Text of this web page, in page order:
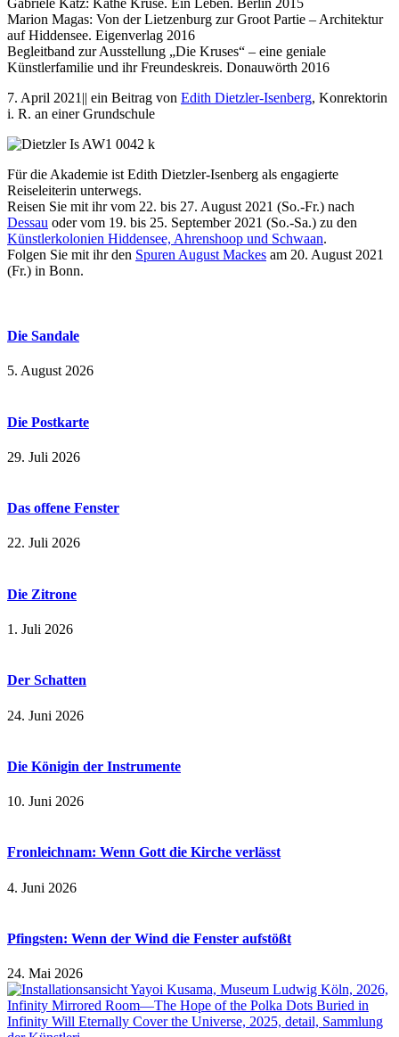
Marion Magas: Von der Lietzenburg zur Groot Partie – Architektur
auf Hiddensee. Eigenverlag 2016
Begleitband zur Ausstellung „Die Kruses“ – eine geniale
Künstlerfamilie und ihr Freundeskreis. Donauwörth 2016
7. April 2021|| ein Beitrag von Edith Dietzler-Isenberg, Konrektorin
i. R. an einer Grundschule
Für die Akademie ist Edith Dietzler-Isenberg als engagierte
Reiseleiterin unterwegs.
Reisen Sie mit ihr vom 22. bis 27. August 2021 (So.-Fr.) nach
Dessau oder vom 19. bis 25. September 2021 (So.-Sa.) zu den
Künstlerkolonien Hiddensee, Ahrenshoop und Schwaan.
Folgen Sie mit ihr den Spuren August Mackes am 20. August 2021
(Fr.) in Bonn.
Die Sandale
5. August 2026
Die Postkarte
29. Juli 2026
Das offene Fenster
22. Juli 2026
Die Zitrone
1. Juli 2026
Der Schatten
24. Juni 2026
Die Königin der Instrumente
10. Juni 2026
Fronleichnam: Wenn Gott die Kirche verlässt
4. Juni 2026
Pfingsten: Wenn der Wind die Fenster aufstößt
24. Mai 2026